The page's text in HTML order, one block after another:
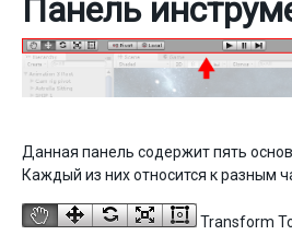
Панель
Данная панель содержит пять
Каждый из них относится к разным
Transform